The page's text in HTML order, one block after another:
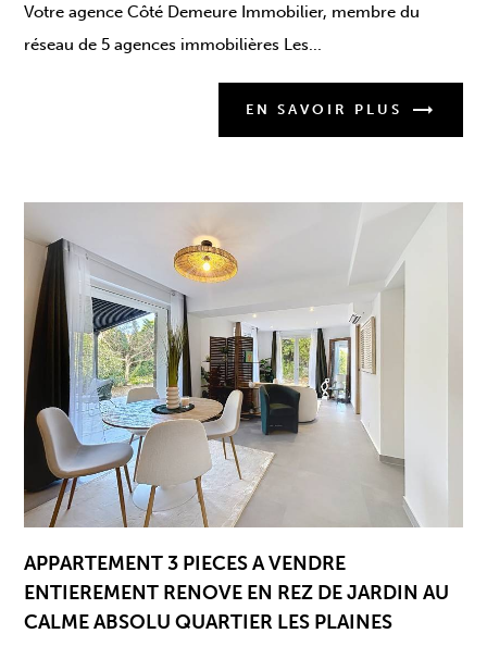
Votre agence Côté Demeure Immobilier, membre du
réseau de 5 agences immobilières Les...
EN SAVOIR PLUS
Coup de cœur
APPARTEMENT 3 PIECES A VENDRE
ENTIEREMENT RENOVE EN REZ DE JARDIN AU
CALME ABSOLU QUARTIER LES PLAINES